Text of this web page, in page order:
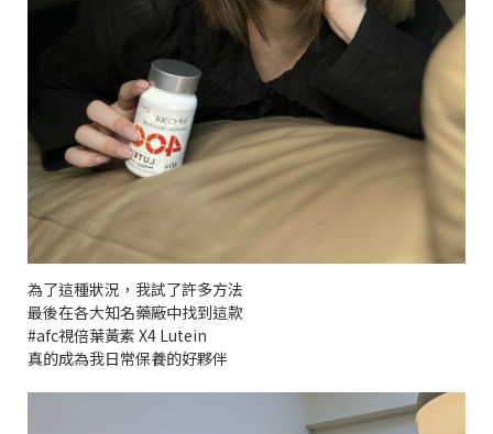
為了這種狀況，我試了許多方法
最後在各大知名藥廠中找到這款
#afc視倍葉黃素 X4 Lutein
真的成為我日常保養的好夥伴